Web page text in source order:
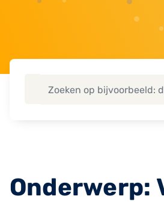
Onderwerp: